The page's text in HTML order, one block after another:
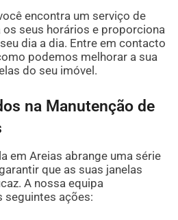
encontra um serviço de
seus horários e proporciona
dia a dia. Entre em contacto
podemos melhorar a sua
do seu imóvel.
na Manutenção de
em Areias abrange uma série
que as suas janelas
A nossa equipa
seguintes ações: